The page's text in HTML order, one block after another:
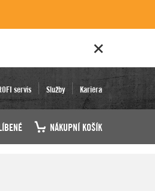
servis Služby Kariéra
NÁKUPNÍ KOŠÍK